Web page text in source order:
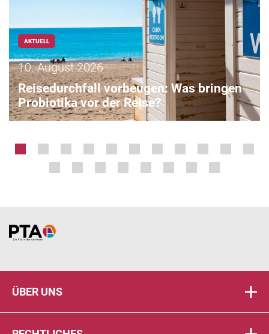
AKTUELL
10. August 2026
Reisedurchfall vorbeugen: Was bringen
Probiotika vor der Reise?
Home
ÜBER UNS